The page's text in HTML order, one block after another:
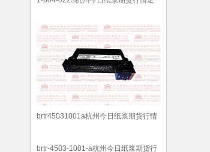
brtr45031001a杭州今日纸浆期货行情
brtr-4503-1001-a杭州今日纸浆期货行